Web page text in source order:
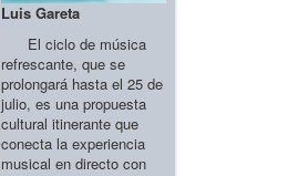
Luis Gareta
El ciclo de música
refrescante, que se
prolongará hasta el 25 de
julio, es una propuesta
cultural itinerante que
conecta la experiencia
musical en directo con